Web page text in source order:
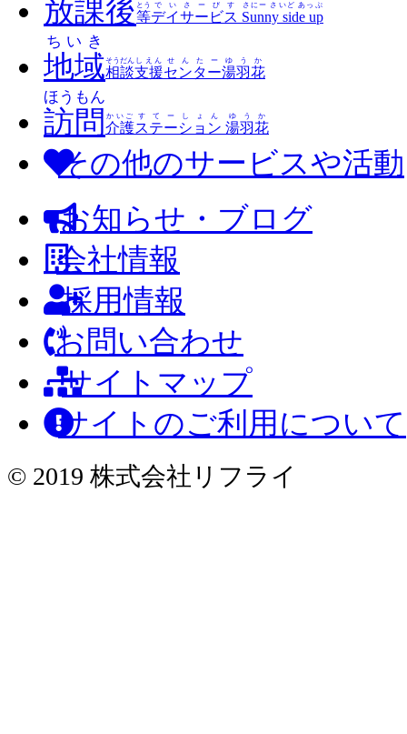
放課後等
とう
デイサービス
でいさーびす
Sunny side up
さにー さいど あっぷ
地域
ちいき
相談
そうだん
支援
しえん
センター
せんたー
湯羽花
ゆうか
訪問
ほうもん
介護
かいご
ステーション
すてーしょん
湯羽花
ゆうか
その他のサービスや活動
お知らせ・ブログ
会社情報
採用情報
お問い合わせ
サイトマップ
サイトのご利用について
© 2019 株式会社リフライ